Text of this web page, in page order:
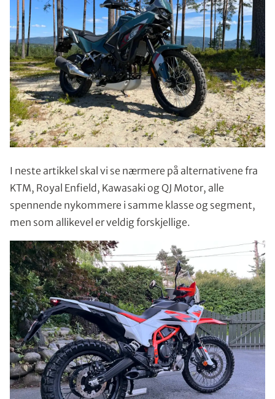
I neste artikkel skal vi se nærmere på alternativene fra
KTM, Royal Enfield, Kawasaki og QJ Motor, alle
spennende nykommere i samme klasse og segment,
men som allikevel er veldig forskjellige.